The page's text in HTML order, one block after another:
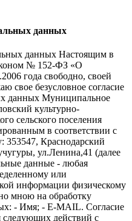
данных
данных Настоящим в
№ 152-ФЗ «О
года свободно, своей
свое безусловное согласие
данных Муниципальное
культурно-
сельского поселения
в соответствии с
353547, Краснодарский
ул.Ленина,41 (далее
данные - любая
или
информации физическому
мною на обработку
- Имя; - E-MAIL. Согласие
следующих действий с